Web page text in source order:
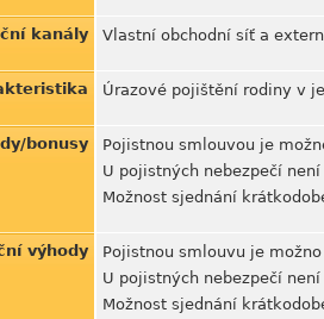
kanály Vlastní obchodní síť a
Úrazové pojištění rodiny v
bonusy
Pojistnou smlouvou je
U pojistných nebezpečí
Možnost sjednání
výhody
Pojistnou smlouvu je
U pojistných nebezpečí
Možnost sjednání